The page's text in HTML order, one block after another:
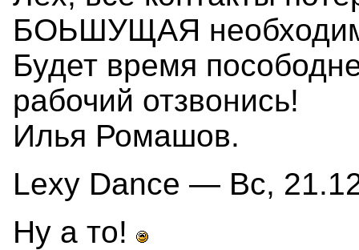
БОЬШУЩАЯ
Будет время
рабочий отзвонись!
Илья Ромашов.
Lexy Dance — Вс,
Ну а то!